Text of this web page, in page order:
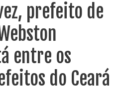
prefeito de
entre os
do Ceará